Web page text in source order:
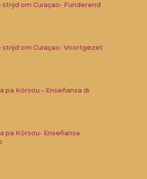
strijd om Curaçao- Funderend
strijd om Curaçao- Voortgezet
pa Kòrsou – Enseñansa di
pa Kòrsou- Enseñansa